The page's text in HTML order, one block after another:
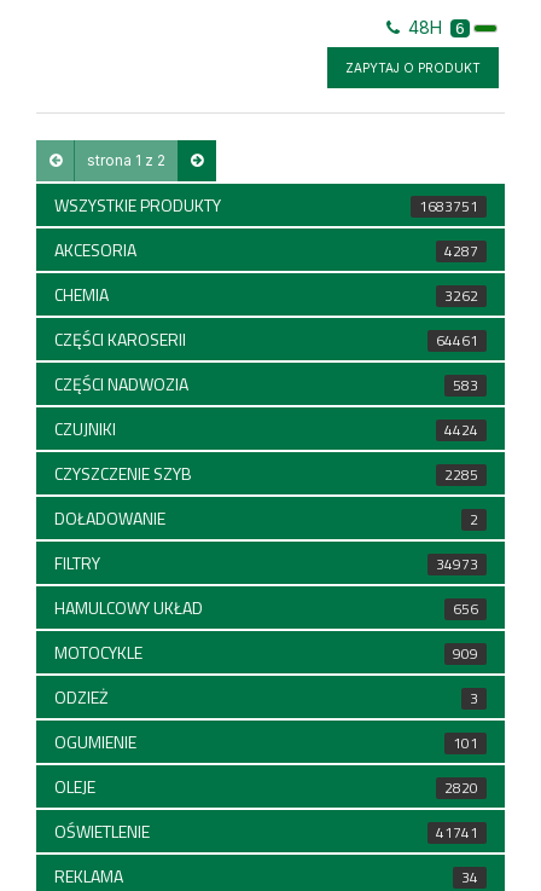
48H 6
ZAPYTAJ O PRODUKT
strona 1 z 2
WSZYSTKIE PRODUKTY 1683751
AKCESORIA 4287
CHEMIA 3262
CZĘŚCI KAROSERII 64461
CZĘŚCI NADWOZIA 583
CZUJNIKI 4424
CZYSZCZENIE SZYB 2285
DOŁADOWANIE 2
FILTRY 34973
HAMULCOWY UKŁAD 656
MOTOCYKLE 909
ODZIEŻ 3
OGUMIENIE 101
OLEJE 2820
OŚWIETLENIE 41741
REKLAMA 34